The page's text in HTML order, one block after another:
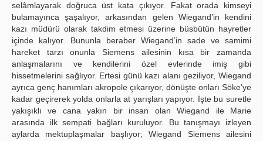
selâmlayarak doğruca üst kata çıkıyor. Fakat orada kimseyi
bulamayınca şaşalıyor, arkasından gelen Wiegand’in kendini
kazı müdürü olarak takdim etmesi üzerine büsbütün hayretler
içinde kalıyor. Bununla beraber Wiegand’in sade ve samimi
hareket tarzı onunla Siemens ailesinin kısa bir zamanda
anlaşmalarını ve kendilerini özel evlerinde imiş gibi
hissetmelerini sağlıyor. Ertesi günü kazı alanı geziliyor, Wiegand
ayrıca genç hanımları akropole çıkarıyor, dönüşte onları Söke’ye
kadar geçirerek yolda onlarla at yarışları yapıyor. İşte bu suretle
yakışıklı ve cana yakın bir insan olan Wiegand ile Marie
arasında ilk sempati bağları kuruluyor. Bu tanışmayı izleyen
aylarda mektuplaşmalar başlıyor; Wiegand Siemens ailesini